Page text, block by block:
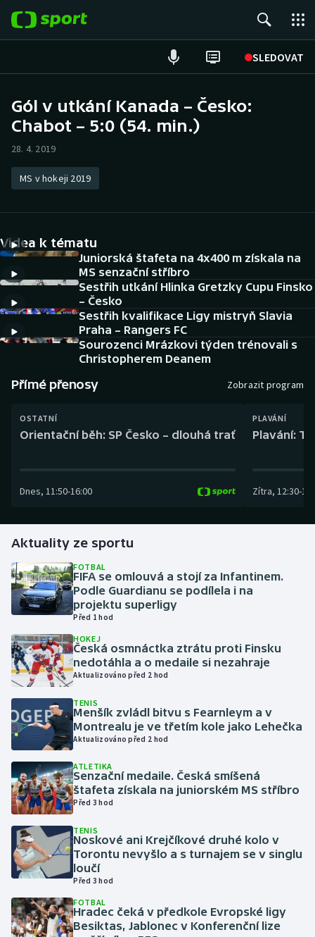
SLEDOVAT
Hokej
Atletika
DALŠÍ SPORTY
Americký fotbal
Baseball a softbal
Biatlon
Boby a skeleton
Curling
Dostihy
Florbal
Futsal
Gymnastika
Házená
Jezdectví
Judo
Krasobruslení
Lezení
Lyže a snowboard
Moderní pětiboj
Motorsport
NEPŘEHLÉDNĚTE
Historické návraty
Aplikace ČT sport
AZ kvíz
Gól v utkání Kanada – Česko:
Chabot – 5:0 (54. min.)
28. 4. 2019
MS v hokeji 2019
Videa k tématu
Juniorská štafeta na 4x400 m získala na
MS senzační stříbro
Sestřih utkání Hlinka Gretzky Cupu Finsko
– Česko
Sestřih kvalifikace Ligy mistryň Slavia
Praha – Rangers FC
Sourozenci Mrázkovi týden trénovali s
Christopherem Deanem
Přímé přenosy Zobrazit program
OSTATNÍ
Orientační běh: SP Česko – dlouhá trať
Dnes, 11:50-16:00
PLAVÁNÍ
Plavání:
Zítra, 12:30-
Aktuality ze sportu
FOTBAL
FIFA se omlouvá a stojí za Infantinem.
Podle Guardianu se podílela i na
projektu superligy
Před 1 hod
HOKEJ
Česká osmnáctka ztrátu proti Finsku
nedotáhla a o medaile si nezahraje
Aktualizováno před 2 hod
TENIS
Menšík zvládl bitvu s Fearnleym a v
Montrealu je ve třetím kole jako Lehečka
Aktualizováno před 2 hod
ATLETIKA
Senzační medaile. Česká smíšená
štafeta získala na juniorském MS stříbro
Před 3 hod
TENIS
Noskové ani Krejčíkové druhé kolo v
Torontu nevyšlo a s turnajem se v singlu
loučí
Před 3 hod
FOTBAL
Hradec čeká v předkole Evropské ligy
Besiktas, Jablonec v Konferenční lize